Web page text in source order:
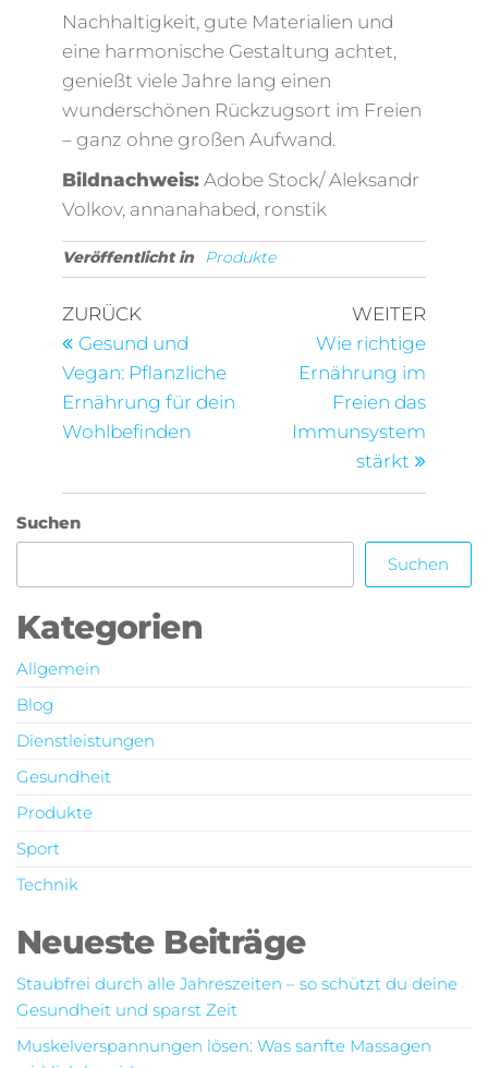
Nachhaltigkeit, gute Materialien und
eine harmonische Gestaltung achtet,
genießt viele Jahre lang einen
wunderschönen Rückzugsort im Freien
– ganz ohne großen Aufwand.
Bildnachweis:Adobe Stock/ Aleksandr
Volkov, annanahabed, ronstik
Veröffentlicht in Produkte
Beitragsnavigation
Vorheriger
Beitrag
ZURÜCK
Gesund und
Vegan: Pflanzliche
Ernährung für dein
Wohlbefinden
WEITER
Wie richtige
Ernährung im
Freien das
Immunsystem
stärkt
Suchen
Suchen
Kategorien
Allgemein
Blog
Dienstleistungen
Gesundheit
Produkte
Sport
Technik
Neueste Beiträge
Staubfrei durch alle Jahreszeiten – so schützt du deine
Gesundheit und sparst Zeit
Muskelverspannungen lösen: Was sanfte Massagen